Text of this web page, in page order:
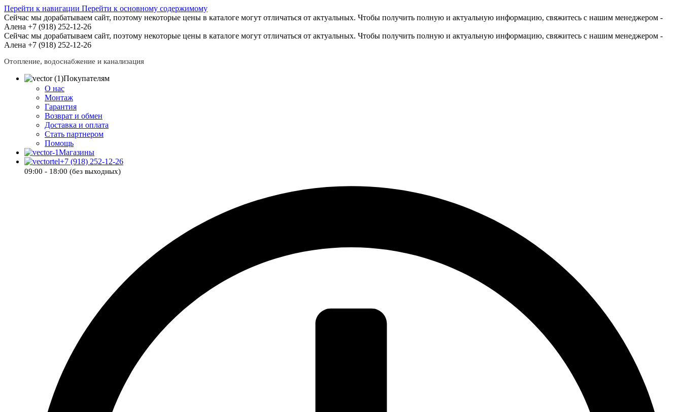
Перейти к навигации Перейти к основному содержимому
Сейчас мы дорабатываем сайт, поэтому некоторые цены в каталоге могут отличаться от актуальных. Чтобы получить полную и актуальную информацию, свяжитесь с нашим менеджером -
Алена +7 (918) 252-12-26
Сейчас мы дорабатываем сайт, поэтому некоторые цены в каталоге могут отличаться от актуальных. Чтобы получить полную и актуальную информацию, свяжитесь с нашим менеджером -
Алена +7 (918) 252-12-26
Отопление, водоснабжение и канализация
Покупателям
О нас
Монтаж
Гарантия
Возврат и обмен
Доставка и оплата
Стать партнером
Помощь
Магазины
+7 (918) 252-12-26
09:00 - 18:00 (без выходных)